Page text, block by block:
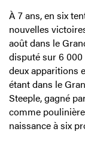
À 7 ans, en six
nouvelles
août dans le
disputé sur 6 000
deux apparitions
étant dans le
Steeple, gagné
comme
naissance à six